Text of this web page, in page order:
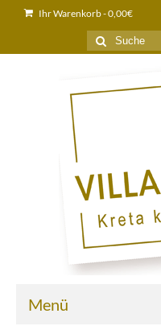
Ihr Warenkorb-0,00€
Suche
nach:
Menü